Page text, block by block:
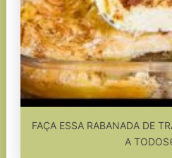
FAÇA ESSA RABANADA DE
A